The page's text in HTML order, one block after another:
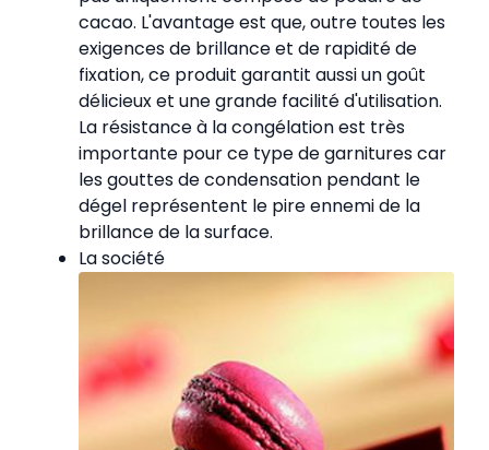
cacao. L'avantage est que, outre toutes les
exigences de brillance et de rapidité de
fixation, ce produit garantit aussi un goût
délicieux et une grande facilité d'utilisation.
La résistance à la congélation est très
importante pour ce type de garnitures car
les gouttes de condensation pendant le
dégel représentent le pire ennemi de la
brillance de la surface.
La société